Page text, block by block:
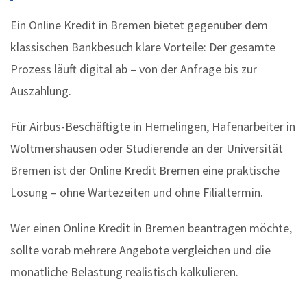
Ein Online Kredit in Bremen bietet gegenüber dem
klassischen Bankbesuch klare Vorteile: Der gesamte
Prozess läuft digital ab – von der Anfrage bis zur
Auszahlung.
Für Airbus-Beschäftigte in Hemelingen, Hafenarbeiter in
Woltmershausen oder Studierende an der Universität
Bremen ist der Online Kredit Bremen eine praktische
Lösung – ohne Wartezeiten und ohne Filialtermin.
Wer einen Online Kredit in Bremen beantragen möchte,
sollte vorab mehrere Angebote vergleichen und die
monatliche Belastung realistisch kalkulieren.